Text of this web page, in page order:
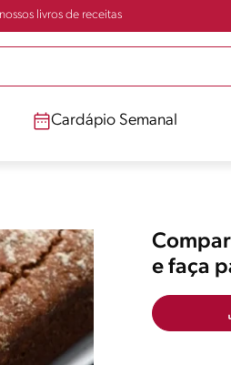
livros de receitas
Cardápio Semanal
e faça